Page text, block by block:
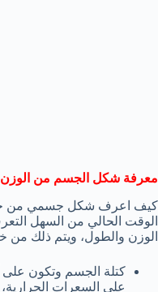
معرفة شكل الجسم من
كيف اعرف شكل جسمي من
الوقت الحالي من السهل
الوزن والطول، ويتم ذلك من
كتلة الجسم وتكون
على السعرات